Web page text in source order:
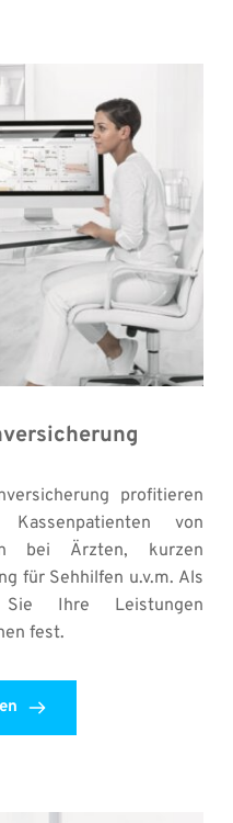
profitieren
von
bei Ärzten, kurzen
für Sehhilfen u.v.m. Als
Sie Ihre Leistungen
fest.